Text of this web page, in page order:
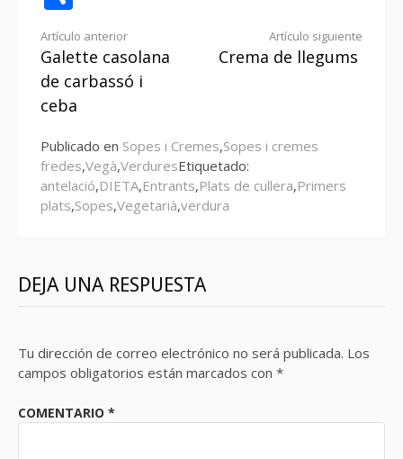
Seguir
leyendo
Artículo anterior
Galette casolana
de carbassó i
ceba
Artículo siguiente
Crema de llegums
Publicado en Sopes i Cremes,Sopes i cremes
fredes,Vegà,VerduresEtiquetado:
antelació,DIETA,Entrants,Plats de cullera,Primers
plats,Sopes,Vegetarià,verdura
DEJA UNA RESPUESTA
Tu dirección de correo electrónico no será publicada. Los
campos obligatorios están marcados con *
COMENTARIO *